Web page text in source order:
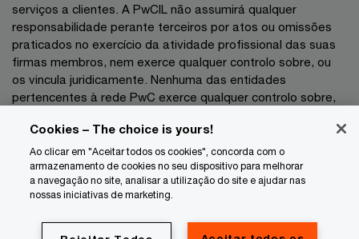
serviços a clientes. A PwCIL não assumirá qualquer
responsabilidade perante terceiros por atos ou omissões
praticados no exercício da atividade profissional das suas
firmas membros, nem exerce qualquer controlo sobre, ou
os vincula juridicamente. Nenhuma das entidades
pertencentes à rede PwC exerce qualquer controlo sobre,
da sua atividade profissional pelo que não poderão as
mesmas ser responsabilizadas, a que título for, perante
terceiros por atos ou omissões praticados no exercício das
respetivas atividades profissionais.
Privacidade
Cookies – The choice is yours!
Ao clicar em "Aceitar todos os cookies", concorda com o
armazenamento de cookies no seu dispositivo para melhorar
a navegação no site, analisar a utilização do site e ajudar nas
nossas iniciativas de marketing.